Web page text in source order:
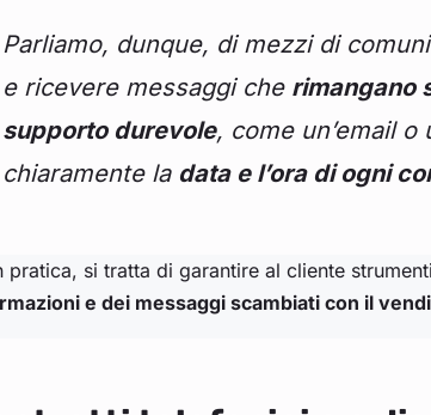
Parliamo, dunque, di mezzi di
e ricevere messaggi che rimangano
supporto durevole, come un’email
chiaramente la data e l’ora di ogni
pratica, si tratta di garantire al cliente
e dei messaggi scambiati con il